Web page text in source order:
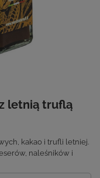
letnią truflą
kakao i trufli letniej.
naleśników i